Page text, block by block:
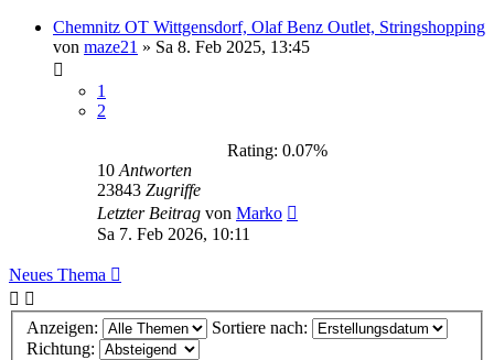
Chemnitz OT Wittgensdorf, Olaf Benz Outlet, Stringshopping
von maze21 » Sa 8. Feb 2025, 13:45
1
2
Rating: 0.07%
10 Antworten
23843 Zugriffe
Letzter Beitrag von Marko
Sa 7. Feb 2026, 10:11
Neues Thema
Anzeigen:
Sortiere nach:
Richtung: